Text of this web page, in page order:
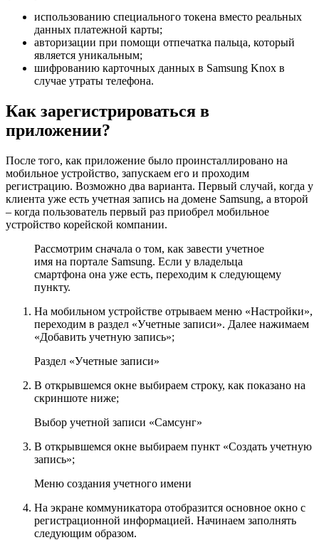
использованию специального токена вместо реальных
данных платежной карты;
авторизации при помощи отпечатка пальца, который
является уникальным;
шифрованию карточных данных в Samsung Knox в
случае утраты телефона.
Как зарегистрироваться в
приложении?
После того, как приложение было проинсталлировано на
мобильное устройство, запускаем его и проходим
регистрацию. Возможно два варианта. Первый случай, когда у
клиента уже есть учетная запись на домене Samsung, а второй
– когда пользователь первый раз приобрел мобильное
устройство корейской компании.
Рассмотрим сначала о том, как завести учетное
имя на портале Samsung. Если у владельца
смартфона она уже есть, переходим к следующему
пункту.
На мобильном устройстве отрываем меню «Настройки»,
переходим в раздел «Учетные записи». Далее нажимаем
«Добавить учетную запись»;
Раздел «Учетные записи»
В открывшемся окне выбираем строку, как показано на
скриншоте ниже;
Выбор учетной записи «Самсунг»
В открывшемся окне выбираем пункт «Создать учетную
запись»;
Меню создания учетного имени
На экране коммуникатора отобразится основное окно с
регистрационной информацией. Начинаем заполнять
следующим образом.